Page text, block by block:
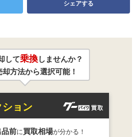
シェアする
して乗換しませんか？
却方法から選択可能！
ション
品前に買取相場が分かる！